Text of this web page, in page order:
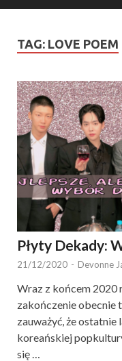
TAG: LOVE POEM
Płyty Dekady:
21/12/2020 - Devonne
Wraz z końcem 2020
zakończenie obecnie
zauważyć, że ostatnie
koreańskiej
się …